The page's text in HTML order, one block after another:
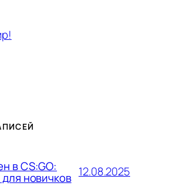
в CS:GO:
новичков 12.08.2025